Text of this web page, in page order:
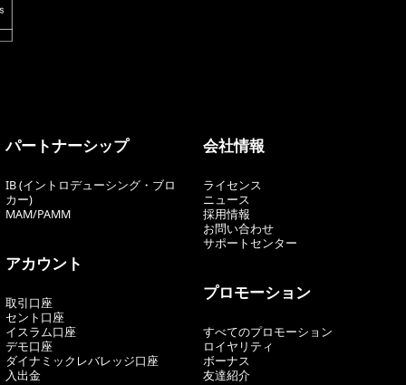
パートナーシップ
IB (イントロデューシング・ブロ
カー)
MAM/PAMM
アカウント
取引口座
セント口座
イスラム口座
デモ口座
ダイナミックレバレッジ口座
入出金
会社情報
ライセンス
ニュース
採用情報
お問い合わせ
サポートセンター
プロモーション
すべてのプロモーション
ロイヤリティ
ボーナス
友達紹介